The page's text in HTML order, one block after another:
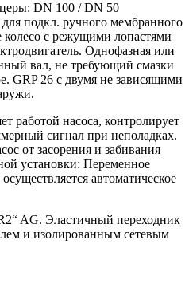
DN 100 / DN 50
подкл. ручного мембранного
с режущими лопастями
Однофазная или
вал, не требующий смазки
GRP 26 с двумя не зависящими
работой насоса, контролирует
сигнал при неполадках.
от засорения и забивания
установки: Переменное
автоматическое
AG. Эластичный переходник
и изолированным сетевым